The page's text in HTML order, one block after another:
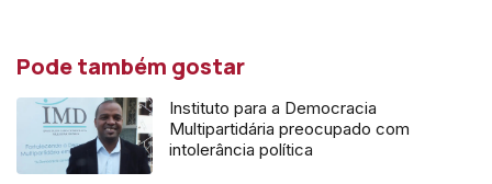
Pode também gostar
Instituto para a Democracia
Multipartidária preocupado com
intolerância política